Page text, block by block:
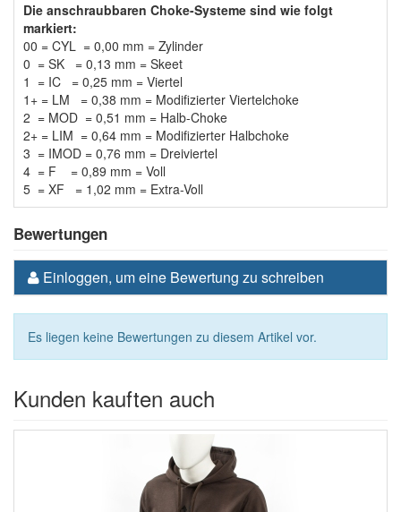
Die anschraubbaren Choke-Systeme sind wie folgt
markiert:
00 = CYL = 0,00 mm = Zylinder
0 = SK = 0,13 mm = Skeet
1 = IC = 0,25 mm = Viertel
1+ = LM = 0,38 mm = Modifizierter Viertelchoke
2 = MOD = 0,51 mm = Halb-Choke
2+ = LIM = 0,64 mm = Modifizierter Halbchoke
3 = IMOD = 0,76 mm = Dreiviertel
4 = F = 0,89 mm = Voll
5 = XF = 1,02 mm = Extra-Voll
Bewertungen
Einloggen, um eine Bewertung zu schreiben
Es liegen keine Bewertungen zu diesem Artikel vor.
Kunden kauften auch